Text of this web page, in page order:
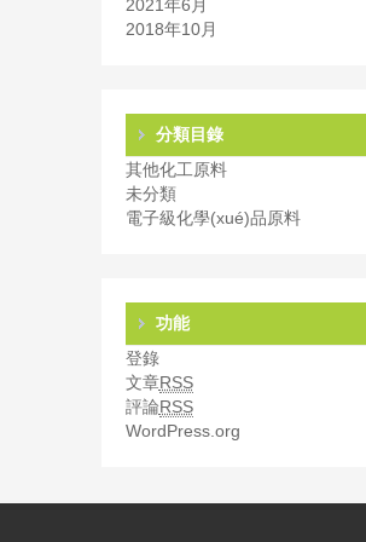
2021年6月
2018年10月
分類目錄
其他化工原料
未分類
電子級化學(xué)品原料
功能
登錄
文章RSS
評論RSS
WordPress.org